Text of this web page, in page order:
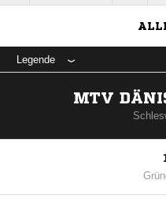
Legende
MTV